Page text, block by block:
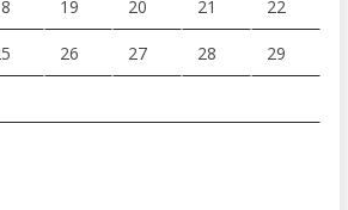
19 20 21 22
26 27 28 29